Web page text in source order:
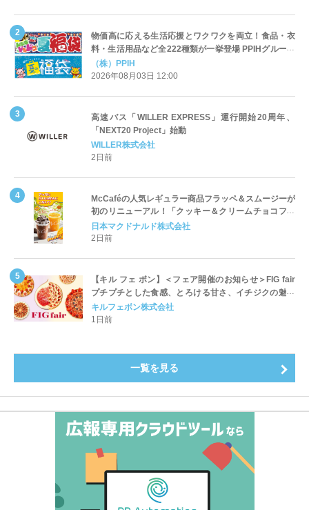
物価高に応える生活応援とワクワクを両立！食品・衣
料・生活用品など全222種類が一挙登場 PPIHグループ
「夏福袋」＆セール 8月6日(木)より順次スタート
（株）PPIH
2026年08月03日 12:00
高速バス「WILLER EXPRESS」運行開始20周年、
「NEXT20 Project」始動
WILLER株式会社
2日前
McCaféの人気レギュラー商品フラッペ＆スムージーが
初のリニューアル！「クッキー＆クリームチョコフラ
ッペ」「マンゴースムージー」8月5日（水）から販売
開始
日本マクドナルド株式会社
2日前
【キル フェ ボン】＜フェア開催のお知らせ＞FIG fair
プチプチとした食感、とろける甘さ、イチジクの魅力
をたっぷりと。新作を含め、イチジク尽くしの全4種が
登場8月20日（木）スタート
キルフェボン株式会社
1日前
一覧を見る